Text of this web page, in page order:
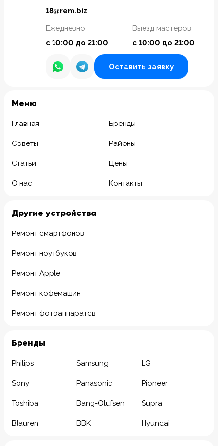
18@rem.biz
Ежедневно
с 10:00 до 21:00
Выезд мастеров
с 10:00 до 21:00
Оставить заявку
Meню
Главная Бренды
Советы Районы
Статьи Цены
О нас Контакты
Другие устройства
Ремонт смартфонов
Ремонт ноутбуков
Ремонт Apple
Ремонт кофемашин
Ремонт фотоаппаратов
Бренды
Philips Samsung LG
Sony Panasonic Pioneer
Toshiba Bang-Olufsen Supra
Blauren BBK Hyundai